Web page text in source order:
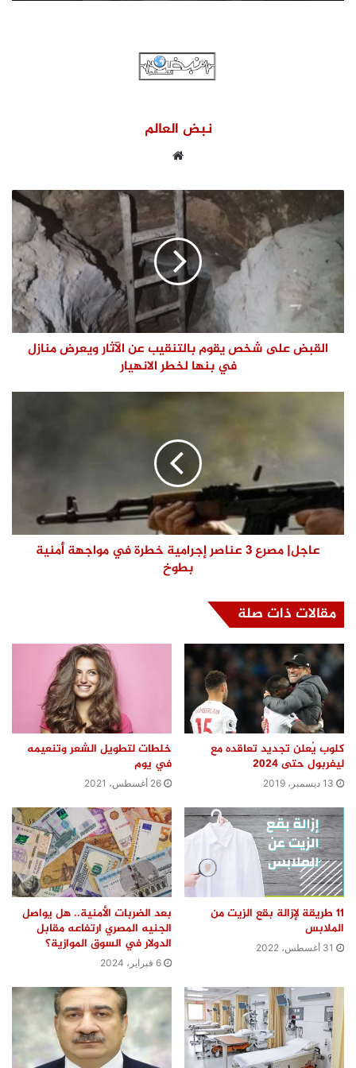
أثناء إزالة مبنى مخالف بطوخ ويوجه بصرف
إعانة عاجلة لأسرة العامل المتوفى
نبض العالم
القبض على شخص يقوم بالتنقيب عن الآثار ويعرض منازل
في بنها لخطر الانهيار
عاجل| مصرع 3 عناصر إجرامية خطرة في مواجهة أمنية
بطوخ
مقالات ذات صلة
كلوب يُعلن تجديد تعاقده مع
ليفربول حتى 2024
13 ديسمبر، 2019
خلطات لتطويل الشعر وتنعيمه
في يوم
26 أغسطس، 2021
11 طريقة لإزالة بقع الزيت من
الملابس
31 أغسطس، 2022
بعد الضربات الأمنية.. هل يواصل
الجنيه المصري ارتفاعه مقابل
الدولار في السوق الموازية؟
6 فبراير، 2024